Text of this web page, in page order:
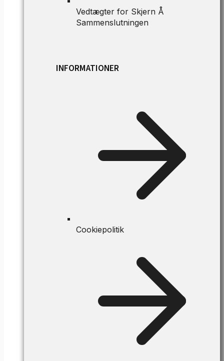
Vedtægter for Skjern Å
Sammenslutningen
INFORMATIONER
Cookiepolitik